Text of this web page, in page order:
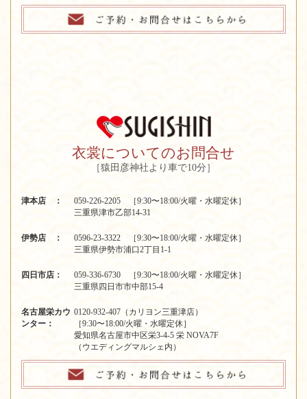
衣裳についてのお問合せ
［猿田彦神社より車で10分］
津本店 ：
059-226-2205 ［9:30〜18:00/火曜・水曜定休］
三重県津市乙部14-31
伊勢店 ：
0596-23-3322 ［9:30〜18:00/火曜・水曜定休］
三重県伊勢市浦口2丁目1-1
四日市店：
059-336-6730 ［9:30〜18:00/火曜・水曜定休］
三重県四日市市中部15-4
名古屋栄カウ
ンター：
0120-932-407（カリヨン三重津店）
［9:30〜18:00/火曜・水曜定休］
愛知県名古屋市中区栄3-4-5 栄 NOVA7F
（ウエディングマルシェ内）